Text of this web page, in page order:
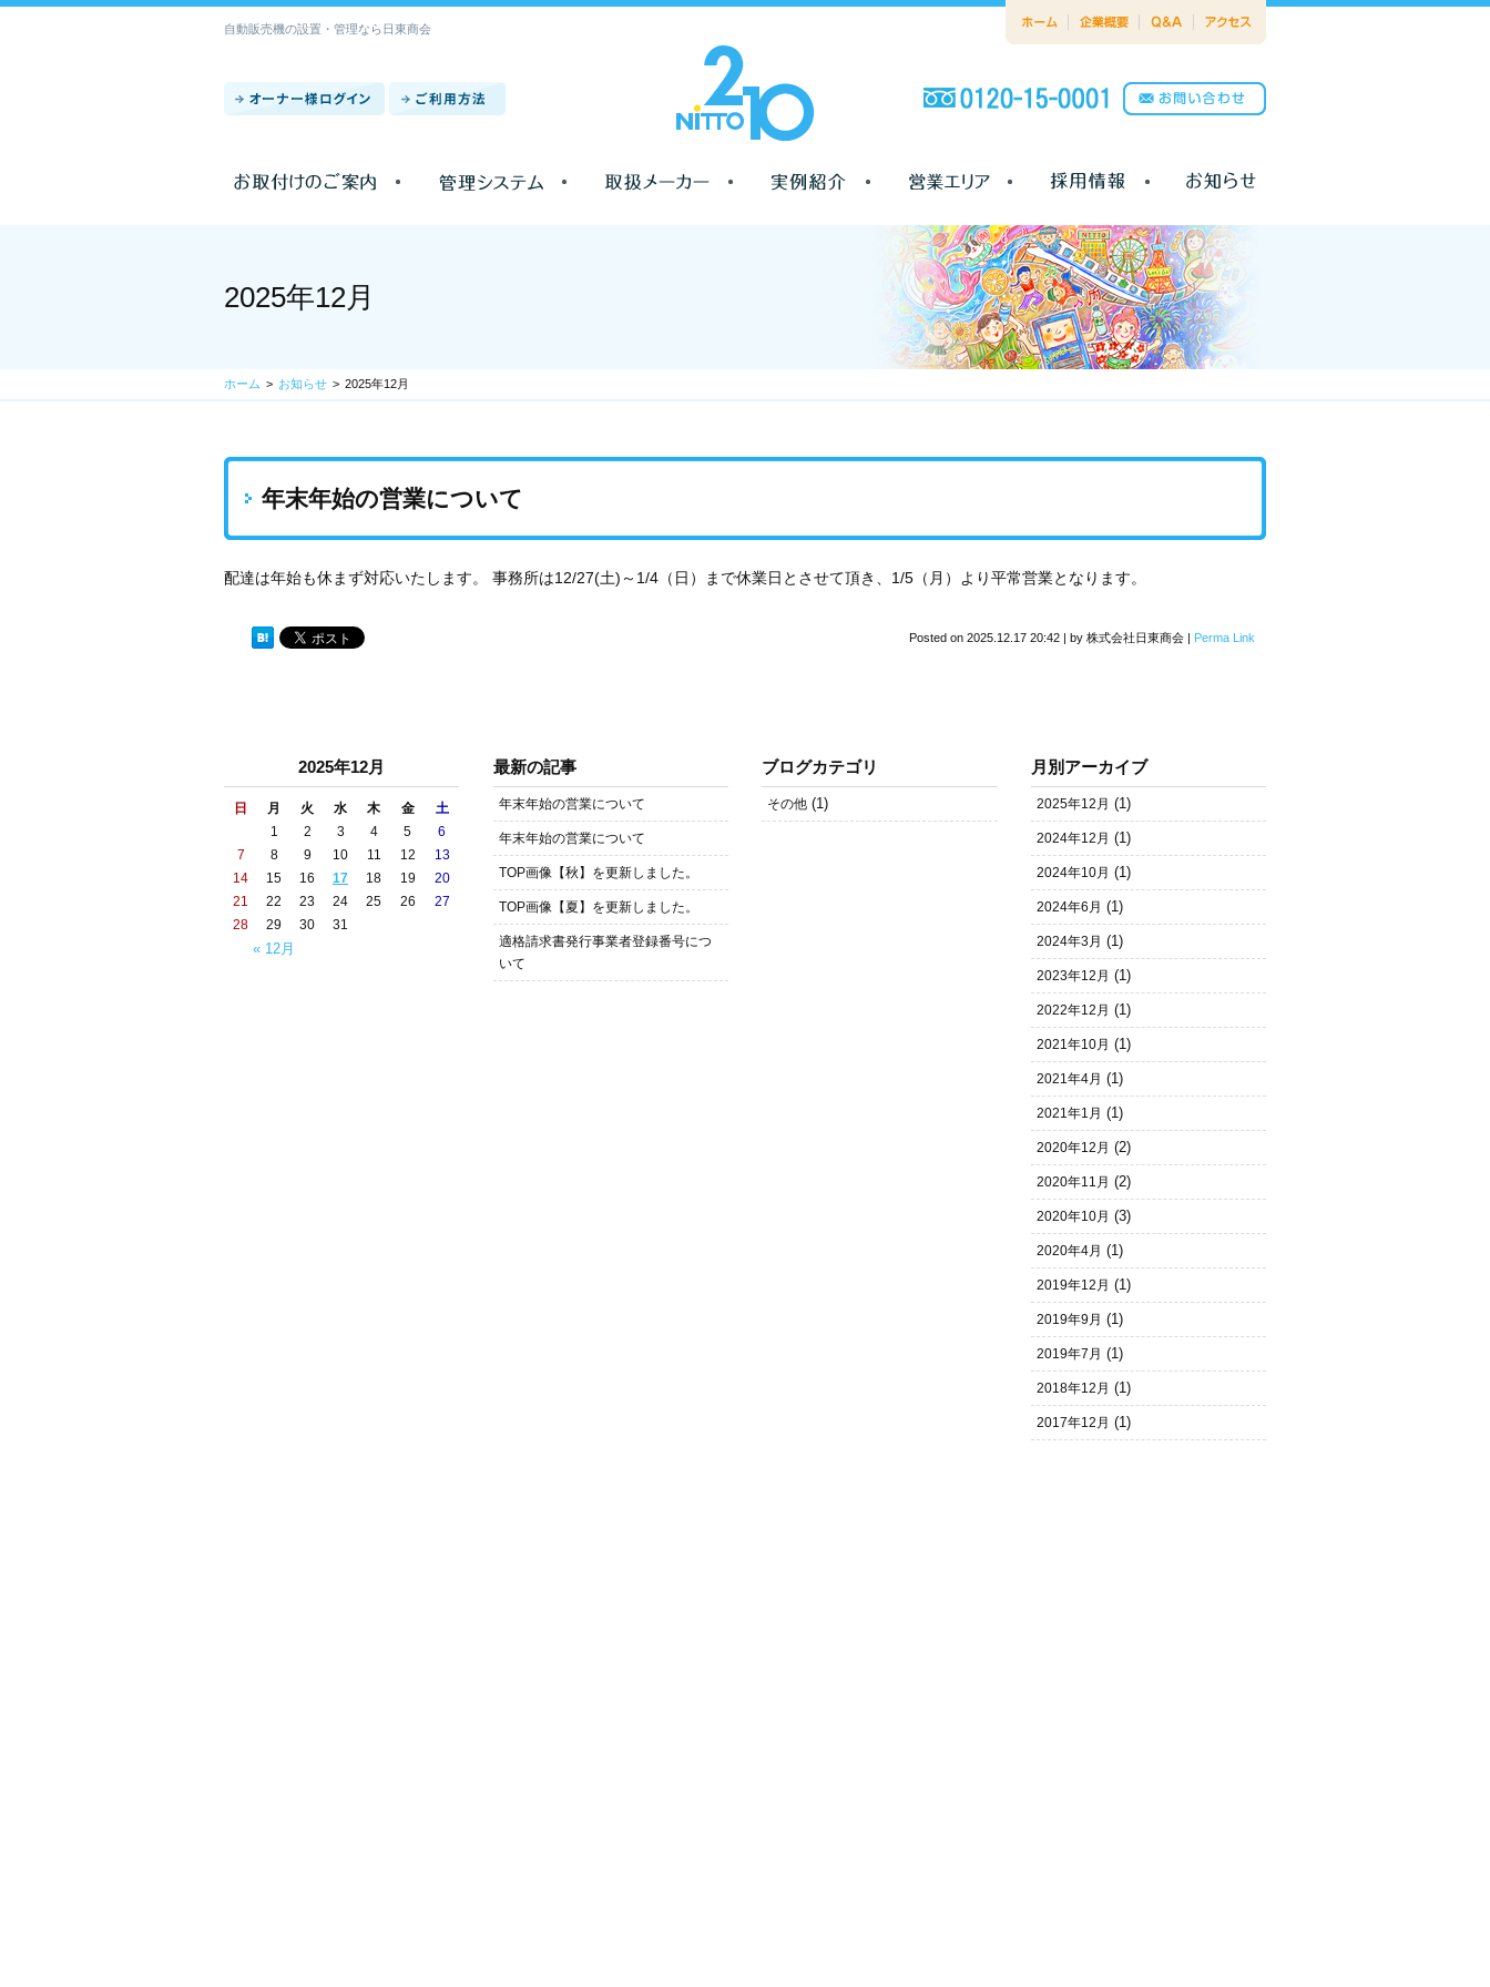
自動販売機の設置・管理なら日東商会
2025年12月
ホーム お知らせ 2025年12月
年末年始の営業について
配達は年始も休まず対応いたします。 事務所は12/27(土)～1/4（日）まで休業日とさせて頂き、1/5（月）より平常営業となります。
Posted on 2025.12.17 20:42 | by 株式会社日東商会 | Perma Link
2025年12月
日 月 火 水 木 金 土
« 12月
1 2 3 4 5
6
7
8 9 10 11 12
13
14
15 16 17 18 19
20
21
22 23 24 25 26
27
28
29 30 31
最新の記事
年末年始の営業について
年末年始の営業について
TOP画像【秋】を更新しました。
TOP画像【夏】を更新しました。
適格請求書発行事業者登録番号につ
いて
ブログカテゴリ
その他 (1)
月別アーカイブ
2025年12月 (1)
2024年12月 (1)
2024年10月 (1)
2024年6月 (1)
2024年3月 (1)
2023年12月 (1)
2022年12月 (1)
2021年10月 (1)
2021年4月 (1)
2021年1月 (1)
2020年12月 (2)
2020年11月 (2)
2020年10月 (3)
2020年4月 (1)
2019年12月 (1)
2019年9月 (1)
2019年7月 (1)
2018年12月 (1)
2017年12月 (1)